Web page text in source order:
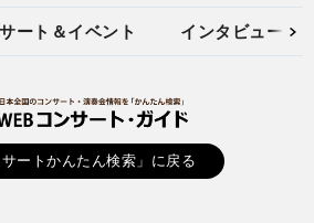
ート＆イベント インタビュー
ートかんたん検索」に戻る